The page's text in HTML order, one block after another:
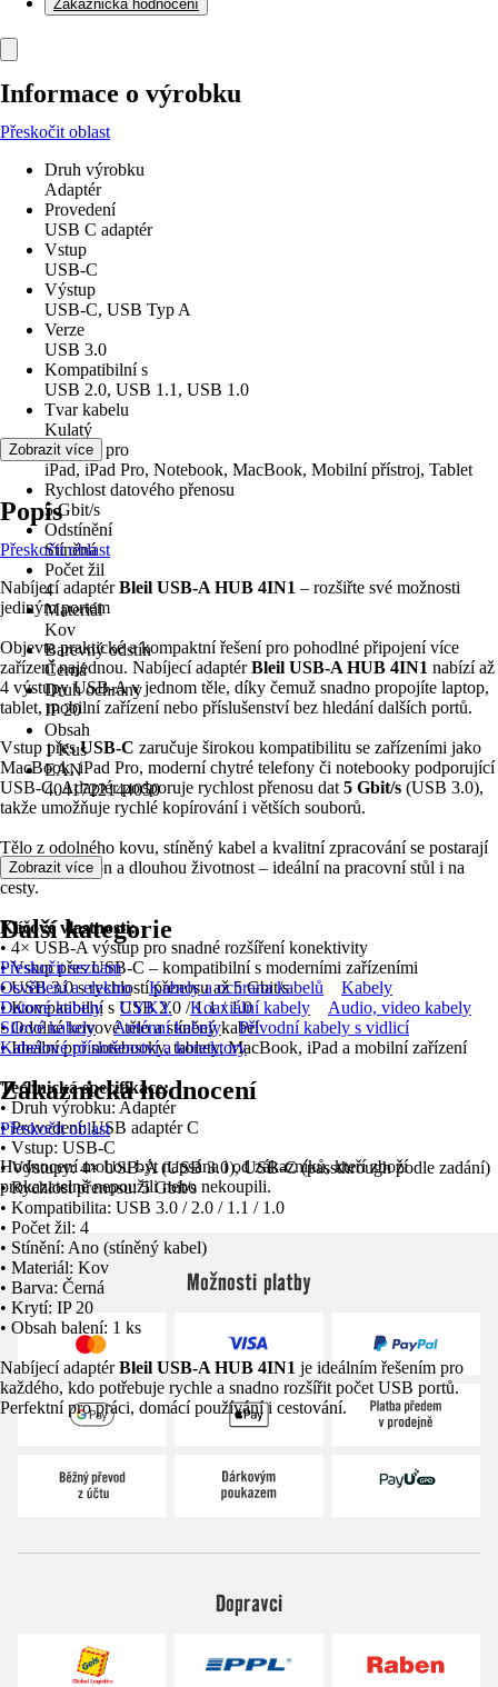
Zákaznická hodnocení
Informace o výrobku
Přeskočit oblast
Druh výrobku
Adaptér
Provedení
USB C adaptér
Vstup
USB-C
Výstup
USB-C, USB Typ A
Verze
USB 3.0
Kompatibilní s
USB 2.0, USB 1.1, USB 1.0
Tvar kabelu
Kulatý
Vhodné pro
iPad, iPad Pro, Notebook, MacBook, Mobilní přístroj, Tablet
Rychlost datového přenosu
5 Gbit/s
Odstínění
Stíněná
Počet žil
4
Materiál
Kov
Barevný odstín
Černá
Druh ochrany
IP 20
Obsah
1 Kus
EAN
4041722144050
Zobrazit více
Popis
Přeskočit oblast
Nabíjecí adaptérBleil USB-A HUB 4IN1 – rozšiřte své možnosti
jediným portem
Objevte praktické a kompaktní řešení pro pohodlné připojení více
zařízení najednou. Nabíjecí adaptérBleil USB-A HUB 4IN1 nabízí až
4 výstupy USB-A v jednom těle, díky čemuž snadno propojíte laptop,
tablet, mobilní zařízení nebo příslušenství bez hledání dalších portů.
Vstup přesUSB-C zaručuje širokou kompatibilitu se zařízeními jako
MacBook, iPad Pro, moderní chytré telefony či notebooky podporující
USB-C. Adaptér podporuje rychlost přenosu dat 5 Gbit/s (USB 3.0),
takže umožňuje rychlé kopírování i větších souborů.
Tělo z odolného kovu, stíněný kabel a kvalitní zpracování se postarají
o stabilní výkon a dlouhou životnost – ideální na pracovní stůl i na
cesty.
Klíčové vlastnosti:
• 4× USB-A výstup pro snadné rozšíření konektivity
• Vstup přes USB-C – kompatibilní s moderními zařízeními
• USB 3.0 s rychlostí přenosu až 5 Gbit/s
• Kompatibilní s USB 2.0 / 1.1 / 1.0
• Odolné kovové tělo a stíněný kabel
• Ideální pro notebooky, tablety, MacBook, iPad a mobilní zařízení
Technická specifikace:
• Druh výrobku: Adaptér
• Provedení: USB adaptér C
• Vstup: USB-C
• Výstupy: 4× USB-A (USB 3.0), USB-C (passthrough podle zadání)
• Rychlost přenosu: 5 Gbit/s
• Kompatibilita: USB 3.0 / 2.0 / 1.1 / 1.0
• Počet žil: 4
• Stínění: Ano (stíněný kabel)
• Materiál: Kov
• Barva: Černá
• Krytí: IP 20
• Obsah balení: 1 ks
Nabíjecí adaptérBleil USB-A HUB 4IN1 je ideálním řešením pro
každého, kdo potřebuje rychle a snadno rozšířit počet USB portů.
Perfektní pro práci, domácí používání i cestování.
Zobrazit více
Další kategorie
Přeskočit seznam
Osvětlení a elektro
Kabely a ochrana kabelů
Kabely
Datové kabely
CYKY Koaxiální kabely
Audio, video kabely
Silové kabely
Anténní kabely
Přívodní kabely s vidlicí
Kabelové příslušenství a konektory
Zákaznická hodnocení
Přeskočit oblast
Hodnocení mohou být napsána i od zákazníků, kteří zboží
prokazatelně nepoužili nebo nekoupili.
Možnosti platby
Dopravci